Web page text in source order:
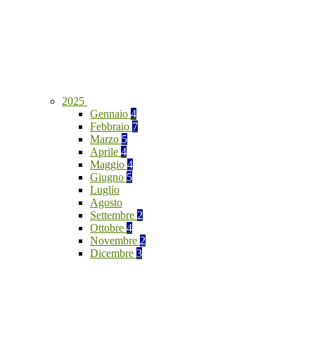
2025
Gennaio 4
Febbraio 7
Marzo 5
Aprile 4
Maggio 4
Giugno 5
Luglio
Agosto
Settembre 2
Ottobre 4
Novembre 2
Dicembre 3